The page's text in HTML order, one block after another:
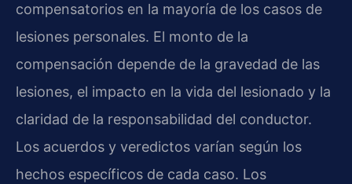
compensatorios en la mayoría de los casos de
lesiones personales. El monto de la
compensación depende de la gravedad de las
lesiones, el impacto en la vida del lesionado y la
claridad de la responsabilidad del conductor.
Los acuerdos y veredictos varían según los
hechos específicos de cada caso. Los